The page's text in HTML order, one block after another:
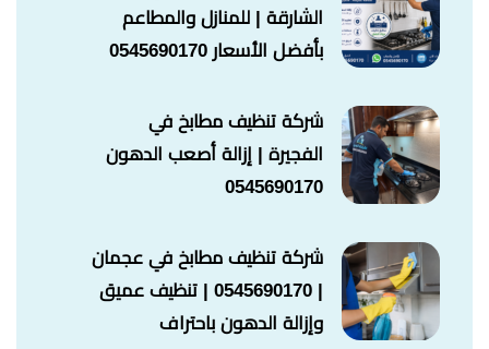
الشارقة | للمنازل والمطاعم
بأفضل الأسعار 0545690170
شركة تنظيف مطابخ في
الفجيرة | إزالة أصعب الدهون
0545690170
شركة تنظيف مطابخ في عجمان
| 0545690170 | تنظيف عميق
وإزالة الدهون باحتراف